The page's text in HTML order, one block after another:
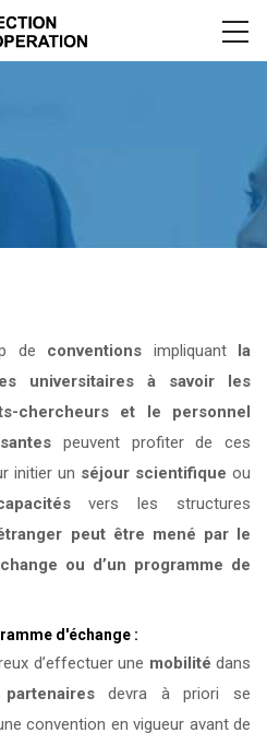
de conventions impliquant la
universitaires à savoir les
chercheurs et le personnel
peuvent profiter de ces
initier un séjour scientifique ou
vers les structures
peut être mené par le
ou d’un programme de
d'échange :
d’effectuer une mobilité dans
partenairesdevra à priori se
convention en vigueur avant de